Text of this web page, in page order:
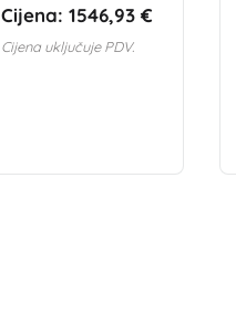
Cijena: 1546,93 €
Cijena uključuje PDV.